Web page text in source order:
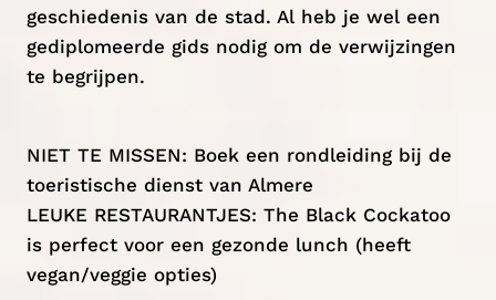
geschiedenis van de stad. Al heb je wel een
gediplomeerde gids nodig om de verwijzingen
te begrijpen.
NIET TE MISSEN: Boek een rondleiding bij de
toeristische dienst van Almere
LEUKE RESTAURANTJES: The Black Cockatoo
is perfect voor een gezonde lunch (heeft
vegan/veggie opties)